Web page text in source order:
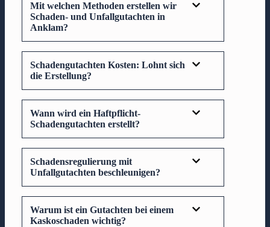
Mit welchen Methoden erstellen wir
Schaden- und Unfallgutachten in
Anklam?
Schadengutachten Kosten: Lohnt sich
die Erstellung?
Wann wird ein Haftpflicht-
Schadengutachten erstellt?
Schadensregulierung mit
Unfallgutachten beschleunigen?
Warum ist ein Gutachten bei einem
Kaskoschaden wichtig?